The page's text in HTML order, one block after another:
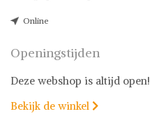
Online
Openingstijden
Deze webshop is altijd open!
Bekijk de winkel 